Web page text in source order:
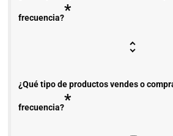
frecuencia?*
¿Qué tipo de productos vendes o
frecuencia?*